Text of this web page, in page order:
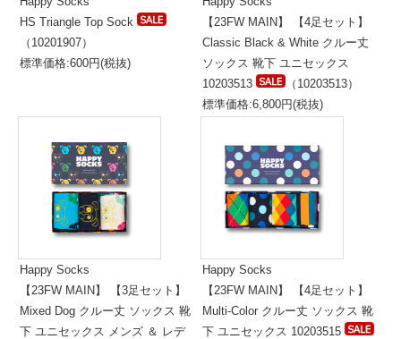
HS Triangle Top Sock
（10201907）
標準価格:600円(税抜)
【23FW MAIN】 【4足セット】
Classic Black & White クルー丈
ソックス 靴下 ユニセックス
10203513
（10203513）
標準価格:6,800円(税抜)
Happy Socks
【23FW MAIN】 【3足セット】
Mixed Dog クルー丈 ソックス 靴
下 ユニセックス メンズ ＆ レデ
Happy Socks
【23FW MAIN】 【4足セット】
Multi-Color クルー丈 ソックス 靴
下 ユニセックス 10203515